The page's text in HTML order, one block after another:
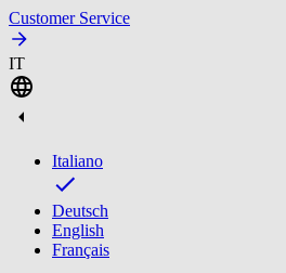
Customer Service
IT
Italiano
Deutsch
English
Français